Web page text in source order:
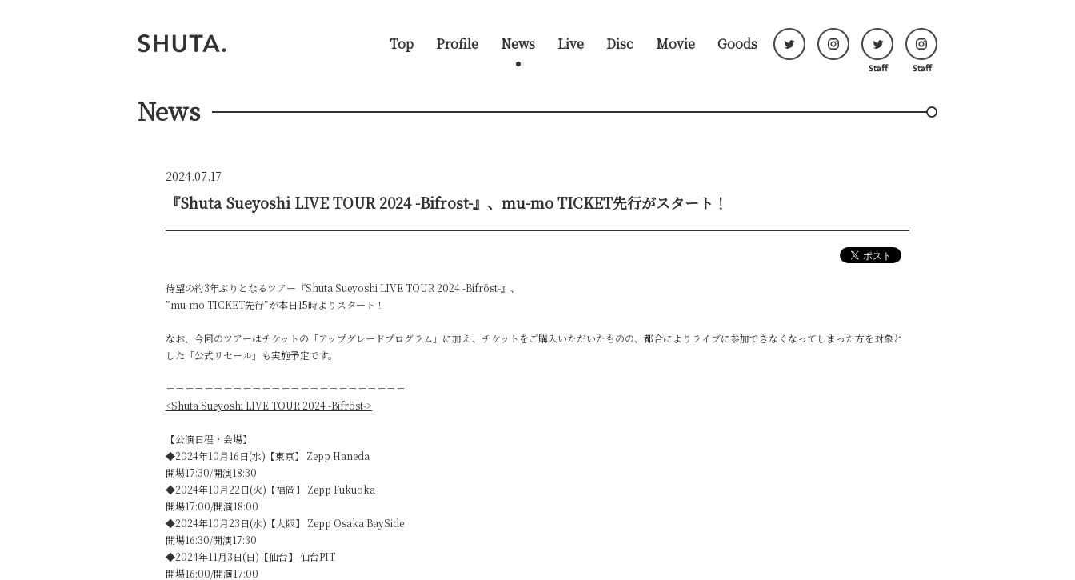
Top Profile News Live Disc Movie Goods
News
2024.07.17
『Shuta Sueyoshi LIVE TOUR 2024 -Bifrost-』、mu-mo TICKET先行がスタート！
待望の約3年ぶりとなるツアー『Shuta Sueyoshi LIVE TOUR 2024 -Bifröst-』、
”mu-mo TICKET先行”が本日15時よりスタート！
なお、今回のツアーはチケットの「アップグレードプログラム」に加え、チケットをご購入いただいたものの、都合によりライブに参加できなくなってしまった方を対象と
した「公式リセール」も実施予定です。
＝＝＝＝＝＝＝＝＝＝＝＝＝＝＝＝＝＝＝＝＝＝＝＝＝
<Shuta Sueyoshi LIVE TOUR 2024 -Bifröst->
【公演日程・会場】
◆2024年10月16日(水)【東京】 Zepp Haneda
開場17:30/開演18:30
◆2024年10月22日(火)【福岡】 Zepp Fukuoka
開場17:00/開演18:00
◆2024年10月23日(水)【大阪】 Zepp Osaka BaySide
開場16:30/開演17:30
◆2024年11月3日(日)【仙台】 仙台PIT
開場16:00/開演17:00